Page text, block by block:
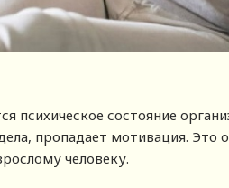
психическое состояние
пропадает мотивация.
человеку.